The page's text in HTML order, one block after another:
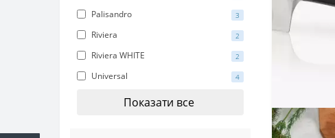
Palisandro 3
Riviera 2
Riviera WHITE 2
Universal 4
Показати все